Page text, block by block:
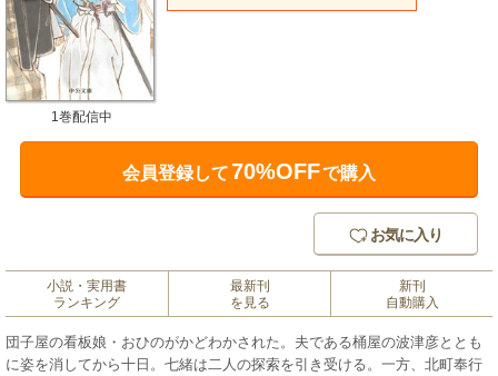
1巻配信中
会員登録して70%OFFで購入
お気に入り
小説・実用書
ランキング
最新刊
を見る
新刊
自動購入
団子屋の看板娘・おひのがかどわかされた。夫である桶屋の波津彦ととも
に姿を消してから十日。七緒は二人の探索を引き受ける。一方、北町奉行